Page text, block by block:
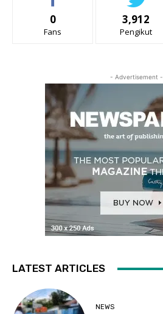
0
Fans
3,912
Pengikut
- Advertisement -
LATEST ARTICLES
NEWS